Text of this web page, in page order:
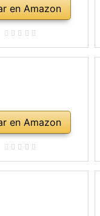
en Amazon
en Amazon